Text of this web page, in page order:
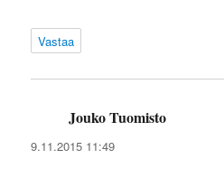
Vastaa
Jouko Tuomisto
9.11.2015 11:49